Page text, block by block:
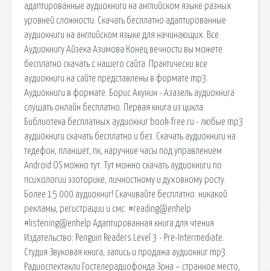
адаптированные аудиокниги на английском языке разных
уровней сложности. Скачать бесплатно адаптированные
аудиокниги на английском языке для начинающих. Все.
Аудиокнигу Айзека Азимова Конец вечности вы можете
бесплатно скачать с нашего сайта. Практически все
аудиокниги на сайте представлены в формате mp3.
Аудиокниги в формате. Борис Акунин - Азазель аудиокнига
слушать онлайн бесплатно. Первая книга из цикла.
Библиотека бесплатных аудиокниг book-free.ru - любые mp3
аудиокниги скачать бесплатно и без. Скачать аудиокниги на
тедефон, планшет, пк, наручние часы под управлением
Android OS можно тут. Тут можно скачать аудиокниги по
психологии эзоторике, личностному и духовному росту.
Более 15 000 аудиокниг! Скачивайте бесплатно: никакой
рекламы, регистрации и смс. #reading@enhelp
#listening@enhelp Адаптированная книга для чтения
Издательство: Penguin Readers Level 3 - Pre-Intermediate.
Студия Звуковая книга, запись и продажа аудиокниг mp3.
Радиоспектакли Гостелерадиофонда Зона – странное место,